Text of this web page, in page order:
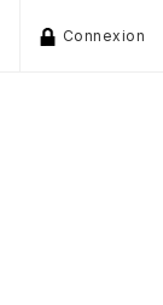
Connexion